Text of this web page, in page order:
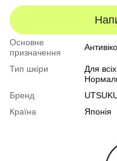
Основне
призначення
Тип шкіри Для
Бренд
Країна
Японія